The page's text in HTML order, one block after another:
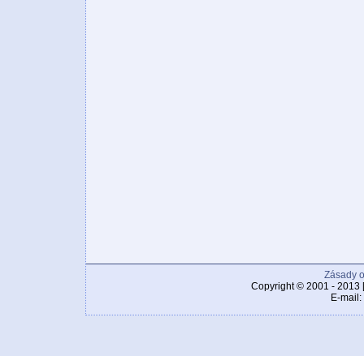
Zásady
Copyright © 2001 - 2013
E-mail: